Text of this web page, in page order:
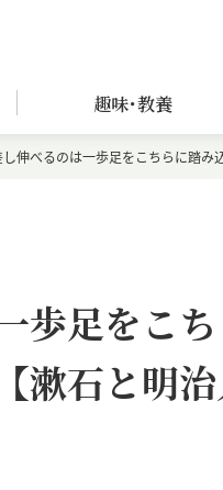
趣味･教養
し伸べるのは一歩足をこちらに踏
歩足をこ
漱石と明治